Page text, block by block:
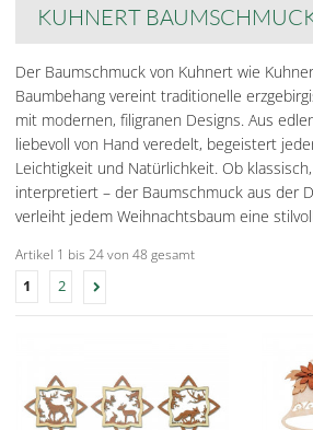
KUHNERT
Der Baumschmuck von Kuhnert wie
Baumbehang vereint traditionelle
mit modernen, filigranen Designs. Aus
liebevoll von Hand veredelt, begeistert
Leichtigkeit und Natürlichkeit. Ob
interpretiert – der Baumschmuck aus der
verleiht jedem Weihnachtsbaum eine
Artikel 1 bis 24 von 48 gesamt
1
2